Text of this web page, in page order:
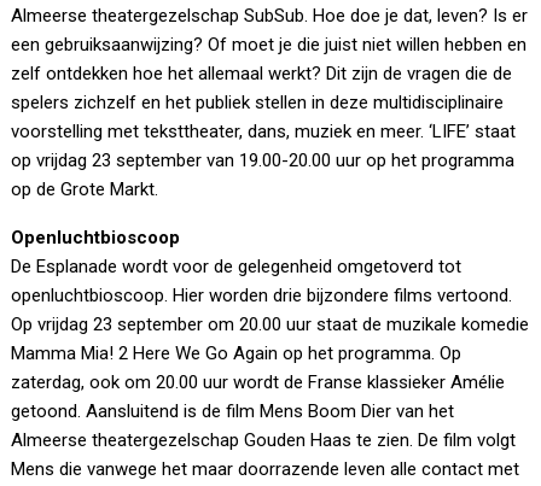
Almeerse theatergezelschap SubSub. Hoe doe je dat, leven? Is er
een gebruiksaanwijzing? Of moet je die juist niet willen hebben en
zelf ontdekken hoe het allemaal werkt? Dit zijn de vragen die de
spelers zichzelf en het publiek stellen in deze multidisciplinaire
voorstelling met teksttheater, dans, muziek en meer. ‘LIFE’ staat
op vrijdag 23 september van 19.00-20.00 uur op het programma
op de Grote Markt.
Openluchtbioscoop
De Esplanade wordt voor de gelegenheid omgetoverd tot
openluchtbioscoop. Hier worden drie bijzondere films vertoond.
Op vrijdag 23 september om 20.00 uur staat de muzikale komedie
Mamma Mia! 2 Here We Go Again op het programma. Op
zaterdag, ook om 20.00 uur wordt de Franse klassieker Amélie
getoond. Aansluitend is de film Mens Boom Dier van het
Almeerse theatergezelschap Gouden Haas te zien. De film volgt
Mens die vanwege het maar doorrazende leven alle contact met